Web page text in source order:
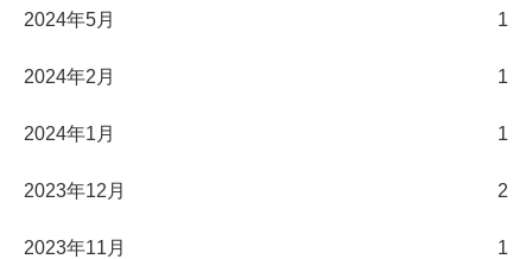
2024年5月 1
2024年2月 1
2024年1月 1
2023年12月 2
2023年11月 1